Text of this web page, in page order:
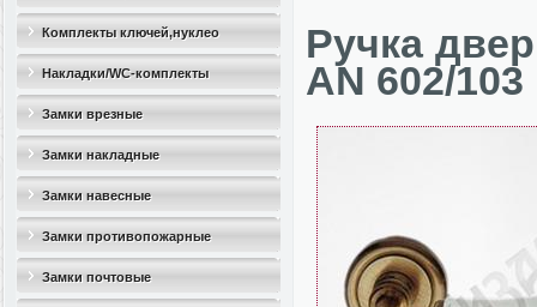
Комплекты ключей,нуклео
Накладки/WC-комплекты
Замки врезные
Замки накладные
Замки навесные
Замки противопожарные
Замки почтовые
Ручка
AN 602/103